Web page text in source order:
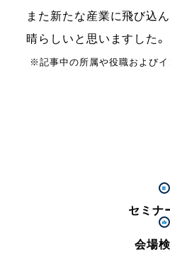
また新たな産業に飛び込
晴らしいと思いますした。
※記事中の所属や役職およびイ
セミナ
会場